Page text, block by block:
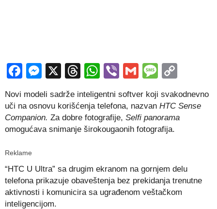
Facebook
Messenger
X Threads
WhatsApp
ViberGmail
Novi modeli sadrže inteligentni softver koji svakodnevno
uči na osnovu korišćenja telefona, nazvan HTC Sense
Companion. Za dobre fotografije, Selfi panorama
omogućava snimanje širokougaonih fotografija.
Reklame
“HTC U Ultra” sa drugim ekranom na gornjem delu
telefona prikazuje obaveštenja bez prekidanja trenutne
aktivnosti i komunicira sa ugrađenom veštačkom
inteligencijom.